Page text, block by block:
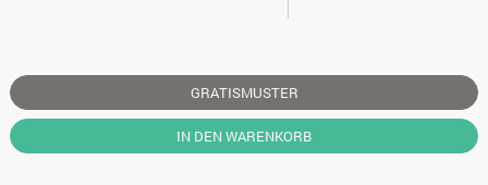
GRATISMUSTER
IN DEN WARENKORB